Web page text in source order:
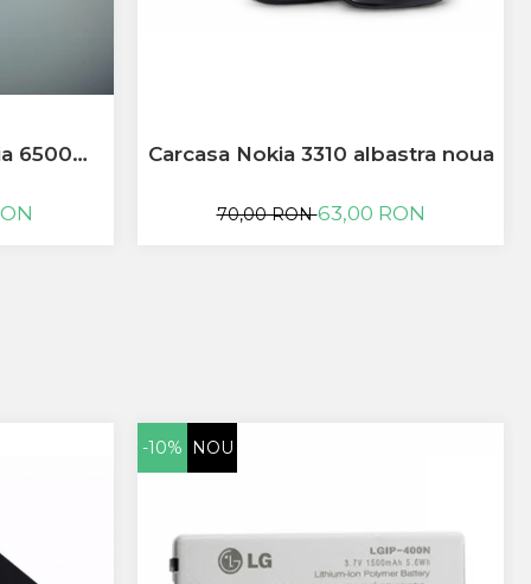
6500 Carcasa Nokia 3310 albastra noua
70,00 RON63,00 RON
-10% NOU